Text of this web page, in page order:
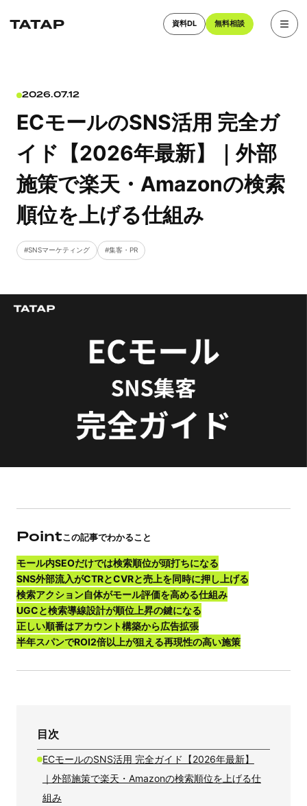
資料DL 無料相談
2026.07.12
ECモールのSNS活用 完全ガ
イド【2026年最新】｜外部
施策で楽天・Amazonの検索
順位を上げる仕組み
SNSマーケティング 集客・PR
Pointこの記事でわかること
モール内SEOだけでは検索順位が頭打ちになる
SNS外部流入がCTRとCVRと売上を同時に押し上げる
検索アクション自体がモール評価を高める仕組み
UGCと検索導線設計が順位上昇の鍵になる
正しい順番はアカウント構築から広告拡張
半年スパンでROI2倍以上が狙える再現性の高い施策
目次
ECモールのSNS活用 完全ガイド【2026年最新】
｜外部施策で楽天・Amazonの検索順位を上げる仕
組み